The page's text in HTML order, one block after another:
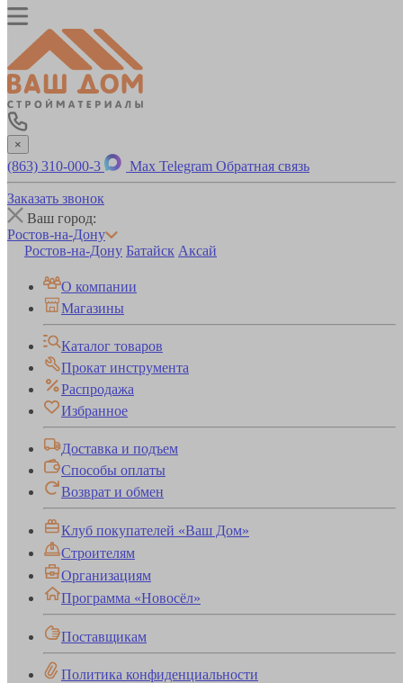
×
(863) 310-000-3 Max Telegram Обратная связь
Заказать звонок
Ваш город:
Ростов-на-Дону
Ростов-на-Дону Батайск Аксай
О компании
Магазины
Каталог товаров
Прокат инструмента
Распродажа
Избранное
Доставка и подъем
Способы оплаты
Возврат и обмен
Клуб покупателей «Ваш Дом»
Строителям
Организациям
Программа «Новосёл»
Поставщикам
Политика конфиденциальности